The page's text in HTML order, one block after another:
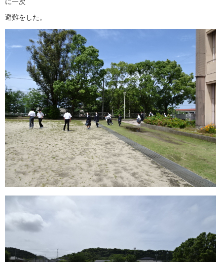
避難をした。